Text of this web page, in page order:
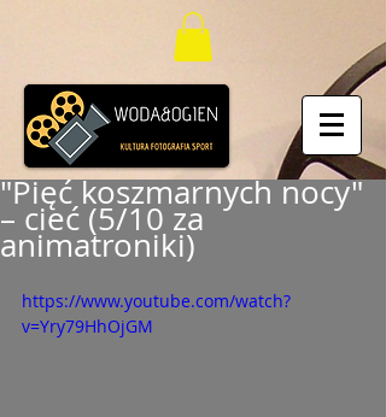
"Pięć koszmarnych nocy"
– cieć (5/10 za
animatroniki)
https://www.youtube.com/watch?
v=Yry79HhOjGM